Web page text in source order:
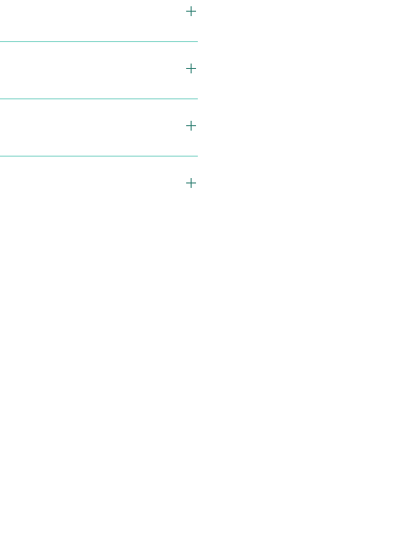
た、体質や体調によりまれに合わ
ろに置いてください。※ぬれた手
ください。※天然素材を使用して
いません
副菜を基本に食事のバランス